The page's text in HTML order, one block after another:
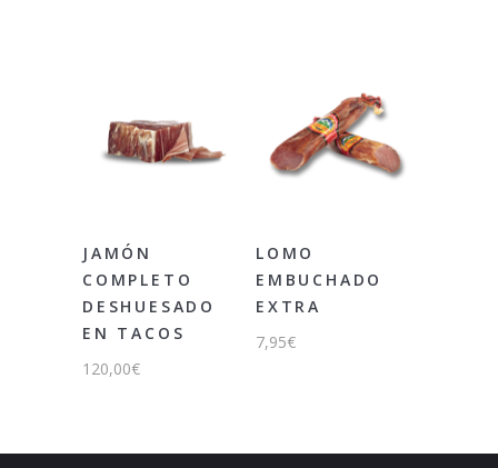
JAMÓN
COMPLETO
DESHUESADO
EN TACOS
120,00€
LOMO
EMBUCHADO
EXTRA
7,95€